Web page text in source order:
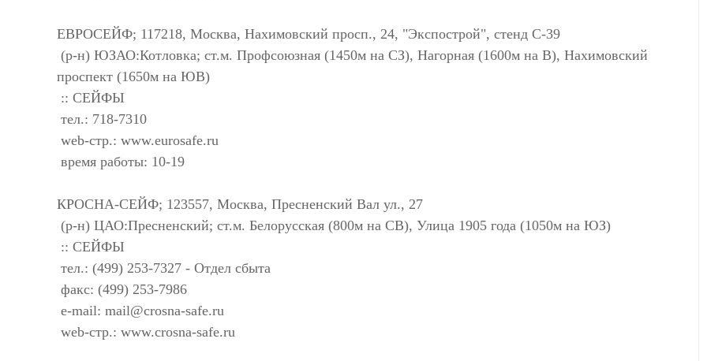
ЕВРОСЕЙФ; 117218, Москва, Нахимовский просп., 24, "Экспострой", стенд С-39
(р-н) ЮЗАО:Котловка; ст.м. Профсоюзная (1450м на СЗ), Нагорная (1600м на В), Нахимовский
проспект (1650м на ЮВ)
:: СЕЙФЫ
тел.: 718-7310
web-стр.: www.eurosafe.ru
время работы: 10-19
КРОСНА-СЕЙФ; 123557, Москва, Пресненский Вал ул., 27
(р-н) ЦАО:Пресненский; ст.м. Белорусская (800м на СВ), Улица 1905 года (1050м на ЮЗ)
:: СЕЙФЫ
тел.: (499) 253-7327 - Отдел сбыта
факс: (499) 253-7986
e-mail: mail@crosna-safe.ru
web-стр.: www.crosna-safe.ru